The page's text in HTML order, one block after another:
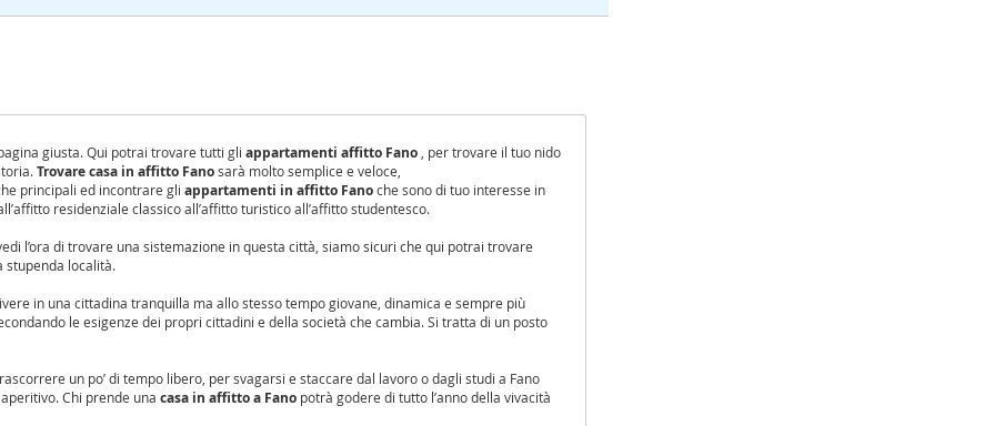
giusta. Qui potrai trovare tutti gli appartamenti affitto Fano , per trovare il tuo nido
Trovare casa in affitto Fanosarà molto semplice e veloce,
principali ed incontrare gli appartamenti in affitto Fanoche sono di tuo interesse in
residenziale classico all’affitto turistico all’affitto studentesco.
l’ora di trovare una sistemazione in questa città, siamo sicuri che qui potrai trovare
stupenda località.
in una cittadina tranquilla ma allo stesso tempo giovane, dinamica e sempre più
le esigenze dei propri cittadini e della società che cambia. Si tratta di un posto
un po’ di tempo libero, per svagarsi e staccare dal lavoro o dagli studi a Fano
Chi prende una casa in affitto a Fano potrà godere di tutto l’anno della vivacità